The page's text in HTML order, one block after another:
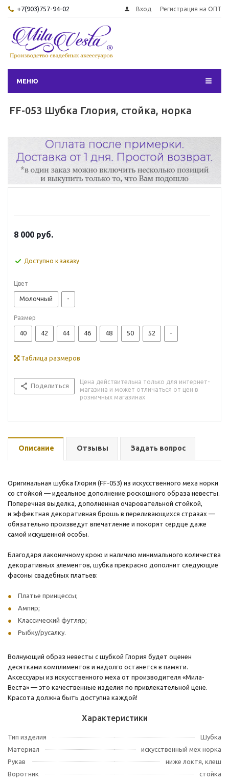
+7(903)757-94-02 Вход Регистрация на ОПТ
МЕНЮ
FF-053 Шубка Глория, стойка, норка
8 000 руб.
Доступно к заказу
Цвет
Молочный -
Размер
40 42 44 46 48 50 52 -
Таблица размеров
Поделиться
Цена действительна только для интернет-
магазина и может отличаться от цен в
розничных магазинах
Описание Отзывы Задать вопрос
Оригинальная шубка Глория (FF-053) из искусственного меха норки
со стойкой — идеальное дополнение роскошного образа невесты.
Поперечная выделка, дополненная очаровательной стойкой,
и эффектная декоративная брошь в переливающихся стразах —
обязательно произведут впечатление и покорят сердце даже
самой искушенной особы.
Благодаря лаконичному крою и наличию минимального количества
декоративных элементов, шубка прекрасно дополнит следующие
фасоны свадебных платьев:
Платье принцессы;
Ампир;
Классический футляр;
Рыбку/русалку.
Волнующий образ невесты с шубкой Глория будет оценен
десятками комплиментов и надолго останется в памяти.
Аксессуары из искусственного меха от производителя «Мила-
Веста» — это качественные изделия по привлекательной цене.
Красота должна быть доступна каждой!
Характеристики
Тип изделия
Шубка
Материал
искусственный мех норка
Рукав
ниже локтя, клеш
Воротник
стойка